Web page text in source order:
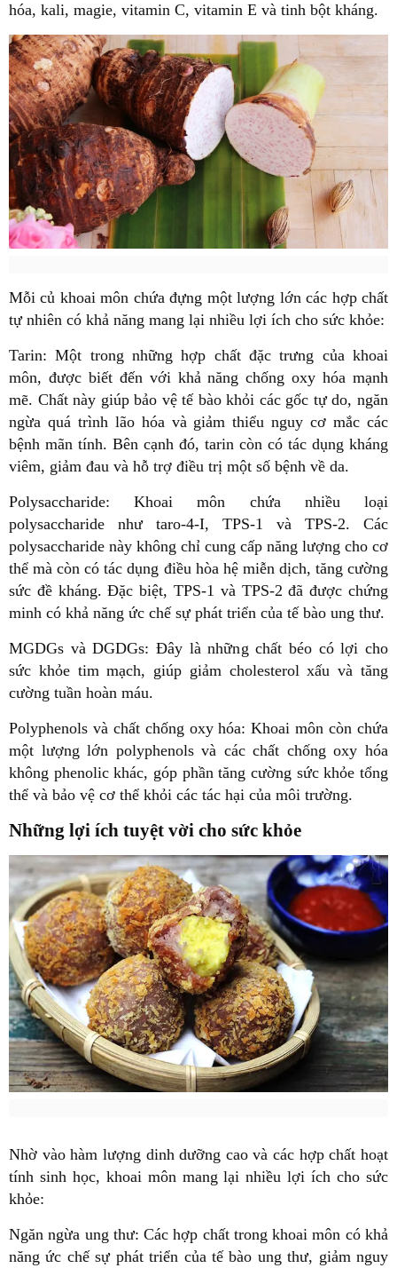
hóa, kali, magie, vitamin C, vitamin E và tinh bột kháng.
Mỗi củ khoai môn chứa đựng một lượng lớn các hợp chất
tự nhiên có khả năng mang lại nhiều lợi ích cho sức khỏe:
Tarin: Một trong những hợp chất đặc trưng của khoai
môn, được biết đến với khả năng chống oxy hóa mạnh
mẽ. Chất này giúp bảo vệ tế bào khỏi các gốc tự do, ngăn
ngừa quá trình lão hóa và giảm thiểu nguy cơ mắc các
bệnh mãn tính. Bên cạnh đó, tarin còn có tác dụng kháng
viêm, giảm đau và hỗ trợ điều trị một số bệnh về da.
Polysaccharide: Khoai môn chứa nhiều loại
polysaccharide như taro-4-I, TPS-1 và TPS-2. Các
polysaccharide này không chỉ cung cấp năng lượng cho cơ
thể mà còn có tác dụng điều hòa hệ miễn dịch, tăng cường
sức đề kháng. Đặc biệt, TPS-1 và TPS-2 đã được chứng
minh có khả năng ức chế sự phát triển của tế bào ung thư.
MGDGs và DGDGs: Đây là những chất béo có lợi cho
sức khỏe tim mạch, giúp giảm cholesterol xấu và tăng
cường tuần hoàn máu.
Polyphenols và chất chống oxy hóa: Khoai môn còn chứa
một lượng lớn polyphenols và các chất chống oxy hóa
không phenolic khác, góp phần tăng cường sức khỏe tổng
thể và bảo vệ cơ thể khỏi các tác hại của môi trường.
Những lợi ích tuyệt vời cho sức khỏe
Nhờ vào hàm lượng dinh dưỡng cao và các hợp chất hoạt
tính sinh học, khoai môn mang lại nhiều lợi ích cho sức
khỏe:
Ngăn ngừa ung thư: Các hợp chất trong khoai môn có khả
năng ức chế sự phát triển của tế bào ung thư, giảm nguy